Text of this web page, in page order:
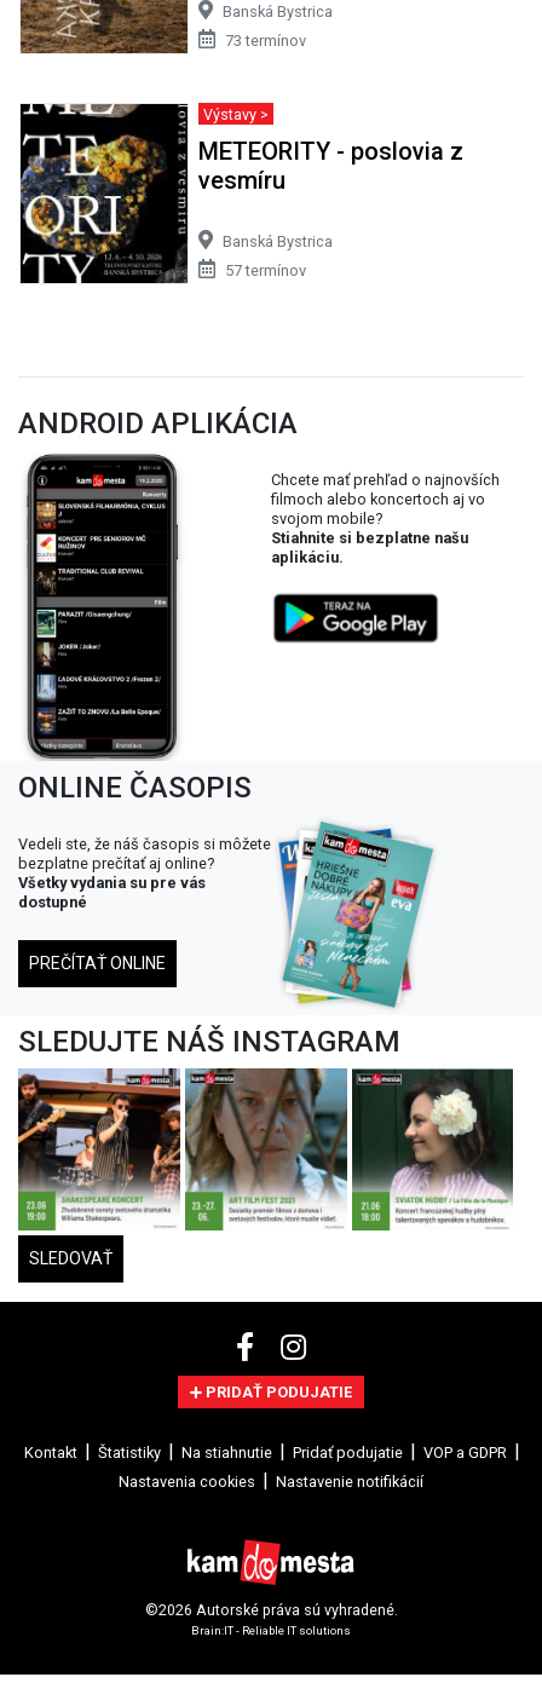
Banská Bystrica
73 termínov
Výstavy >
METEORITY - poslovia z
vesmíru
Banská Bystrica
57 termínov
ANDROID APLIKÁCIA
Chcete mať prehľad o najnovších
filmoch alebo koncertoch aj vo
svojom mobile?
Stiahnite si bezplatne našu
aplikáciu.
ONLINE ČASOPIS
Vedeli ste, že náš časopis si môžete
bezplatne prečítať aj online?
Všetky vydania su pre vás
dostupné
PREČÍTAŤ ONLINE
SLEDUJTE NÁŠ INSTAGRAM
SLEDOVAŤ
PRIDAŤ PODUJATIE
Kontakt Štatistiky Na stiahnutie Pridať podujatie
VOP a GDPR
Nastavenia cookies
Nastavenie notifikácií
©2026 Autorské práva sú vyhradené.
Brain:IT - Reliable IT solutions